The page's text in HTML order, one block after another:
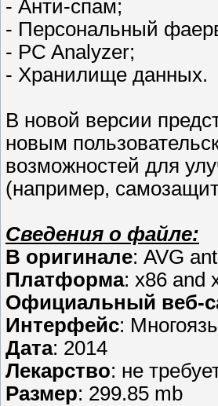
- Анти-спам;
- Персональный
- PC Analyzer;
- Хранилище данных.
В новой версии
новым
возможностей для
(например,
Сведения о файле:
В оригинале: AVG
Платформа: x86 and
Официальный веб-
Интерфейс:
Дата: 2014
Лекарство: не
Размер: 299.85 mb